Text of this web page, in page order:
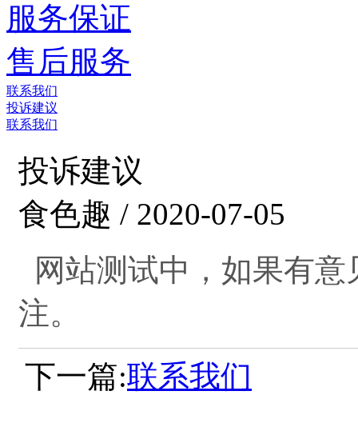
服务保证
售后服务
联系我们
投诉建议
联系我们
投诉建议
食色趣 / 2020-07-05
网站测试中，如果有
注。
下一篇:联系我们